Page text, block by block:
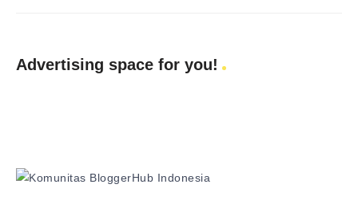
Advertising space for you!